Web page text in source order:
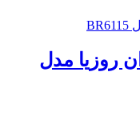
روزیا مدل